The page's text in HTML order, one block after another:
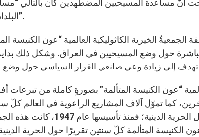
أنّ مساعدة المسيحيين المضطهدين كان بالتالي
البلدان، وجوابًا سياسيًا على التعصّب العنيف”.
الجمعيةُ الخيرية الكاثوليكية العالمية “عون
حول وضع المسيحيين في العراق. وشكل ذلك بداية
“عون الكنيسة المتألمة” بصورةٍ كاملة من تبرعات
كما تموّل آلاف المشاريع الراعوية في العالم كلّ
المتألمة هو عملها من أجل
الكنيسة المتألمة كلّ سنتين تقريرًا حول الحرية